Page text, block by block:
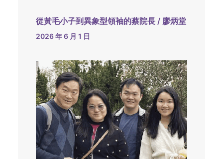
從黃毛小子到異象型領袖的蔡院長 / 廖炳堂
2026 年 6 月 1 日